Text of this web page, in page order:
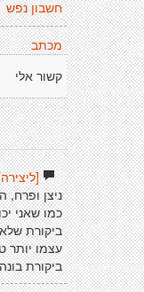
חשבון נפש
מכתב
קשור אלי
ניצן ופרח,
כמו שאני
ביקורת
עצמו יותר
ביקורת